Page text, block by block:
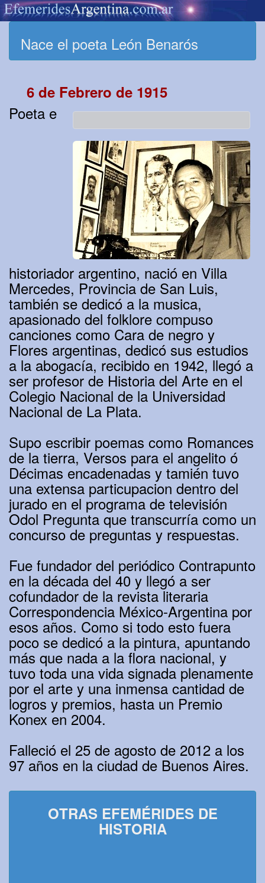
Nace el poeta León Benarós
6 de Febrero de 1915
Poeta e
historiador argentino, nació en Villa
Mercedes, Provincia de San Luis,
también se dedicó a la musica,
apasionado del folklore compuso
canciones como Cara de negro y
Flores argentinas, dedicó sus estudios
a la abogacía, recibido en 1942, llegó a
ser profesor de Historia del Arte en el
Colegio Nacional de la Universidad
Nacional de La Plata.
Supo escribir poemas como Romances
de la tierra, Versos para el angelito ó
Décimas encadenadas y tamién tuvo
una extensa particupacion dentro del
jurado en el programa de televisión
Odol Pregunta que transcurría como un
concurso de preguntas y respuestas.
Fue fundador del periódico Contrapunto
en la década del 40 y llegó a ser
cofundador de la revista literaria
Correspondencia México-Argentina por
esos años. Como si todo esto fuera
poco se dedicó a la pintura, apuntando
más que nada a la flora nacional, y
tuvo toda una vida signada plenamente
por el arte y una inmensa cantidad de
logros y premios, hasta un Premio
Konex en 2004.
Falleció el 25 de agosto de 2012 a los
97 años en la ciudad de Buenos Aires.
OTRAS EFEMÉRIDES DE
HISTORIA